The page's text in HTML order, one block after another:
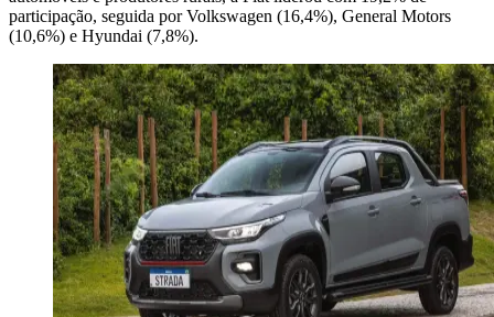
participação, seguida por Volkswagen (16,4%), General Motors
(10,6%) e Hyundai (7,8%).